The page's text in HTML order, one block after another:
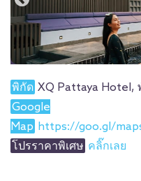
พิกัด XQ Pattaya Hotel,
Google
Map https://goo.gl/
โปรราคาพิเศษ คลิ๊กเลย